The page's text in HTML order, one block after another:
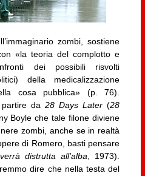
zombi, sostiene
«la teoria del complotto e
dei possibili risvolti
della medicalizzazione
cosa pubblica» (p. 76).
partire da28 Days Later(28
Boyle che tale filone diviene
zombi, anche se in realtà
di Romero, basti pensare
distrutta all’alba , 1973).
dire che nella testa del